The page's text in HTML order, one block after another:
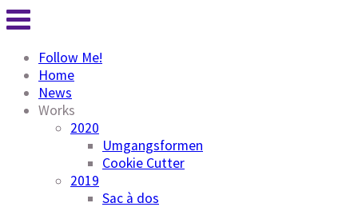
Follow Me!
Home
News
Works
2020
Umgangsformen
Cookie Cutter
2019
Sac à dos